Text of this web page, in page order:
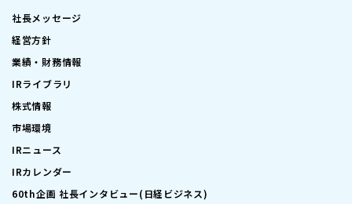
社長メッセージ
経営方針
業績・財務情報
IRライブラリ
株式情報
市場環境
IRニュース
IRカレンダー
60th企画 社長インタビュー(日経ビジネス)